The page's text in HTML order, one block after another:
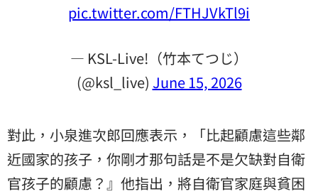
pic.twitter.com/FTHJVkTl9i
— KSL-Live!（竹本てつじ）
(@ksl_live) June 15, 2026
對此，小泉進次郎回應表示，「比起顧慮這些鄰
近國家的孩子，你剛才那句話是不是欠缺對自衛
官孩子的顧慮？』他指出，將自衛官家庭與貧困